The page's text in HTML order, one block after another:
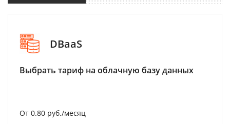
DBaaS
Выбрать тариф на облачную базу данных
От 0.80 руб./месяц